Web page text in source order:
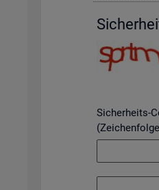
Sicherheits-